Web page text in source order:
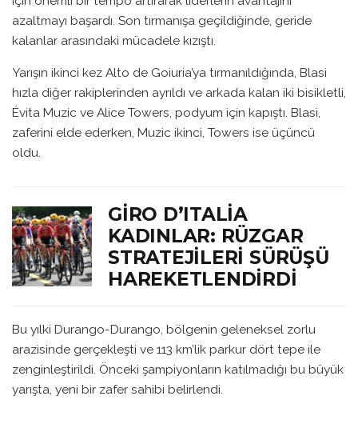
azaltmayı başardı. Son tırmanışa geçildiğinde, geride
kalanlar arasındaki mücadele kızıştı.
Yarışın ikinci kez Alto de Goiuria’ya tırmanıldığında, Blasi
hızla diğer rakiplerinden ayrıldı ve arkada kalan iki bisikletli,
Évita Muzic ve Alice Towers, podyum için kapıştı. Blasi,
zaferini elde ederken, Muzic ikinci, Towers ise üçüncü
oldu.
GIRO D’ITALIA
KADINLAR: RÜZGAR
STRATEJILERI SÜRÜŞÜ
HAREKETLENDIRDI
Bu yılki Durango-Durango, bölgenin geleneksel zorlu
arazisinde gerçekleşti ve 113 km’lik parkur dört tepe ile
zenginleştirildi. Önceki şampiyonların katılmadığı bu büyük
yarışta, yeni bir zafer sahibi belirlendi.